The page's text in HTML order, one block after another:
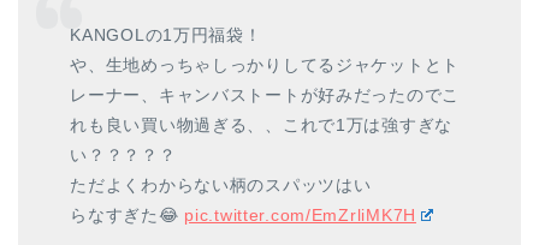
KANGOLの1万円福袋！
や、生地めっちゃしっかりしてるジャケットとト
レーナー、キャンバストートが好みだったのでこ
れも良い買い物過ぎる、、これで1万は強すぎな
い？？？？？
ただよくわからない柄のスパッツはい
らなすぎた😂 pic.twitter.com/EmZrliMK7H